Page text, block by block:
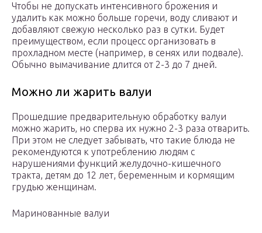
Чтобы не допускать интенсивного брожения и
удалить как можно больше горечи, воду сливают и
добавляют свежую несколько раз в сутки. Будет
преимуществом, если процесс организовать в
прохладном месте (например, в сенях или подвале).
Обычно вымачивание длится от 2-3 до 7 дней.
Можно ли жарить валуи
Прошедшие предварительную обработку валуи
можно жарить, но сперва их нужно 2-3 раза отварить.
При этом не следует забывать, что такие блюда не
рекомендуются к употреблению людям с
нарушениями функций желудочно-кишечного
тракта, детям до 12 лет, беременным и кормящим
грудью женщинам.
Маринованные валуи